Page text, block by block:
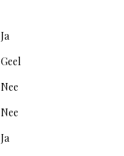
Ja
Geel
Nee
Nee
Ja